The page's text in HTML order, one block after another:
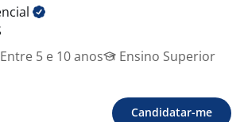
Entre 5 e 10 anos
Ensino Superior
Candidatar-me